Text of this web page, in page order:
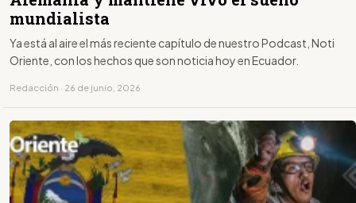
mundialista
Ya está al aire el más reciente capítulo de nuestro Podcast, Noti
Oriente, con los hechos que son noticia hoy en Ecuador.
Redacción · 26 de junio, 2026